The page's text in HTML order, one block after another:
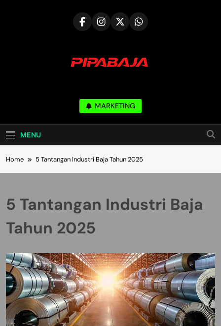
PIPABAJA.COM
Serve & Build Mutual Trust
MARKETING
MENU
Home 5 Tantangan Industri Baja Tahun 2025
5 Tantangan Industri Baja
Tahun 2025